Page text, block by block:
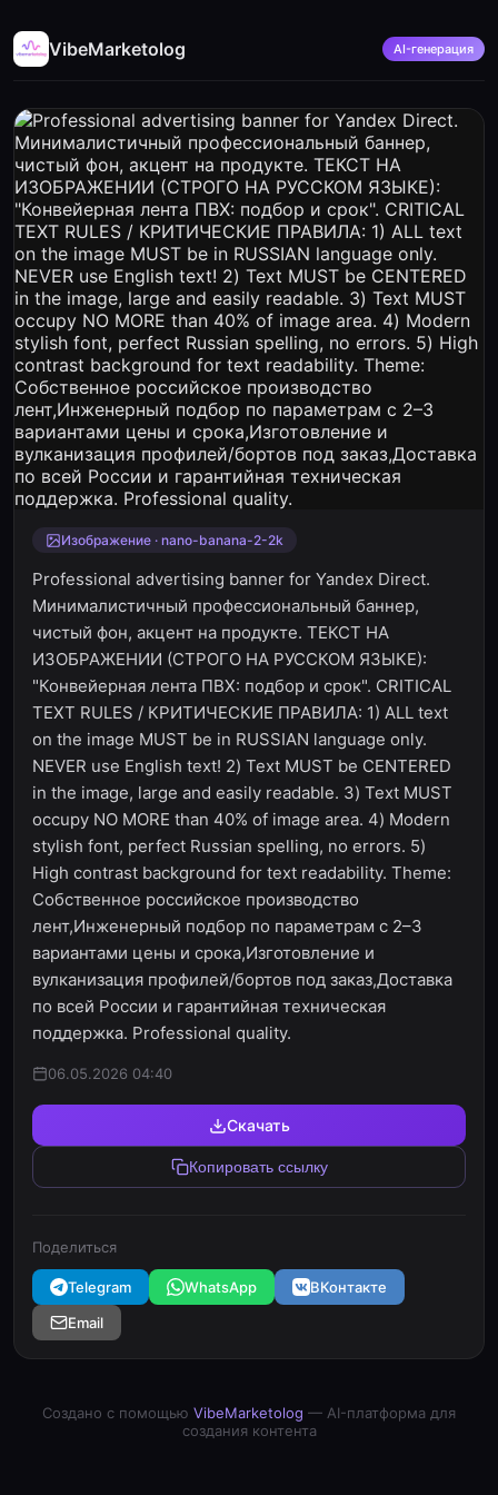
VibeMarketolog AI-генерация
Изображение · nano-banana-2-2k
Professional advertising banner for Yandex Direct.
Минималистичный профессиональный баннер,
чистый фон, акцент на продукте. ТЕКСТ НА
ИЗОБРАЖЕНИИ (СТРОГО НА РУССКОМ ЯЗЫКЕ):
"Конвейерная лента ПВХ: подбор и срок". CRITICAL
TEXT RULES / КРИТИЧЕСКИЕ ПРАВИЛА: 1) ALL text
on the image MUST be in RUSSIAN language only.
NEVER use English text! 2) Text MUST be CENTERED
in the image, large and easily readable. 3) Text MUST
occupy NO MORE than 40% of image area. 4) Modern
stylish font, perfect Russian spelling, no errors. 5)
High contrast background for text readability. Theme:
Собственное российское производство
лент,Инженерный подбор по параметрам с 2–3
вариантами цены и срока,Изготовление и
вулканизация профилей/бортов под заказ,Доставка
по всей России и гарантийная техническая
поддержка. Professional quality.
06.05.2026 04:40
Скачать
Копировать ссылку
Поделиться
Telegram WhatsApp
ВКонтакте
Email
Создано с помощью VibeMarketolog — AI-платформа для
создания контента